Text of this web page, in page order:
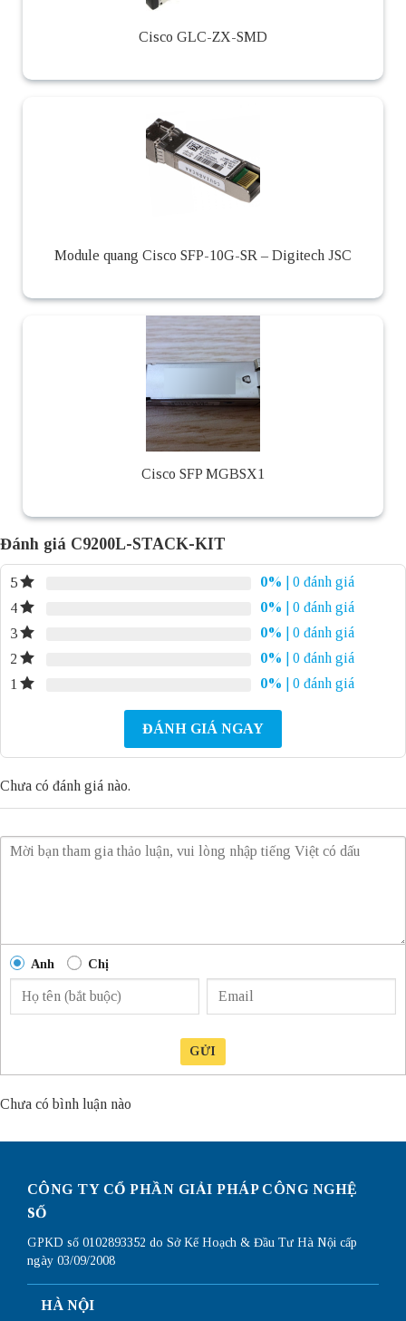
Cisco GLC-ZX-SMD
Module quang Cisco SFP-10G-SR – Digitech JSC
Cisco SFP MGBSX1
Đánh giá C9200L-STACK-KIT
5 0%
| 0 đánh giá
4
0%
| 0 đánh giá
3
0%
| 0 đánh giá
2
0%
| 0 đánh giá
1
0% | 0 đánh giá
ĐÁNH GIÁ NGAY
Chưa có đánh giá nào.
Anh Chị
GỬI
Chưa có bình luận nào
CÔNG TY CỔ PHẦN GIẢI PHÁP CÔNG NGHỆ
SỐ
GPKD số 0102893352 do Sở Kế Hoạch & Đầu Tư Hà Nội cấp
ngày 03/09/2008
HÀ NỘI